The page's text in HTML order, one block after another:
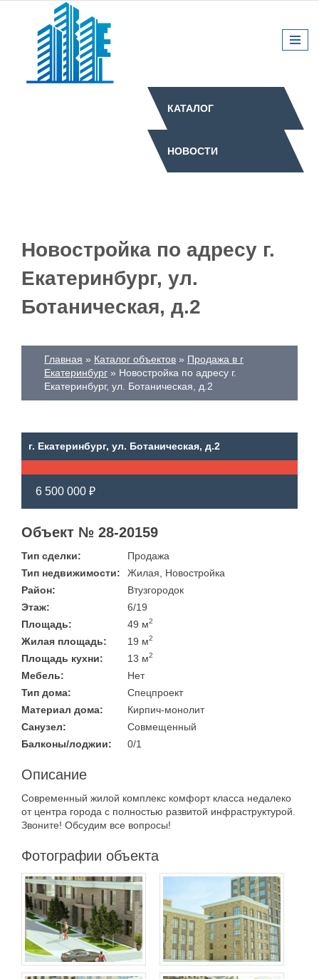
КАТАЛОГ
НОВОСТИ
Новостройка по адресу г.
Екатеринбург, ул.
Ботаническая, д.2
Главная Каталог объектов
Продажа в г
Екатеринбург
Новостройка по адресу г.
Екатеринбург, ул. Ботаническая, д.2
г. Екатеринбург, ул. Ботаническая, д.2
6 500 000 ₽
Объект № 28-20159
Тип сделки:
Продажа
Тип недвижимости:
Жилая, Новостройка
Район:
Втузгородок
Этаж:
6/19
Площадь:
49 м2
Жилая площадь: 19 м2
Площадь кухни: 13 м2
Мебель:
Нет
Тип дома:
Спецпроект
Материал дома:
Кирпич-монолит
Санузел:
Совмещенный
Балконы/лоджии:
0/1
Описание
Современный жилой комплекс комфорт класса недалеко
от центра города с полностью развитой инфраструктурой.
Звоните! Обсудим все вопросы!
Фотографии объекта